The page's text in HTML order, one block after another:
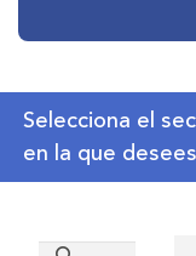
Selecciona el
en la que